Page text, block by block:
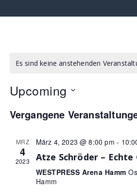
Es sind keine anstehenden
Upcoming
wählen.
Vergangene
MRZ
4
2023
März 4, 2023 @ 8:00 pm -
Atze Schröder – Echte
WESTPRESS Arena Hamm
Hamm